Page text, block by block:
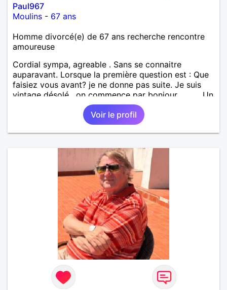
Paul967
Moulins - 67 ans
Homme divorcé(e) de 67 ans recherche rencontre
amoureuse
Cordial sympa, agreable . Sans se connaitre
auparavant. Lorsque la première question est : Que
faisiez vous avant? je ne donne pas suite. Je suis
vintage désolé , on commence par bonjour .......... Un
minimum ...... Je ne suis pas docteur , banquier,
psycholoque , philantrope, mécène.
Voir le profil